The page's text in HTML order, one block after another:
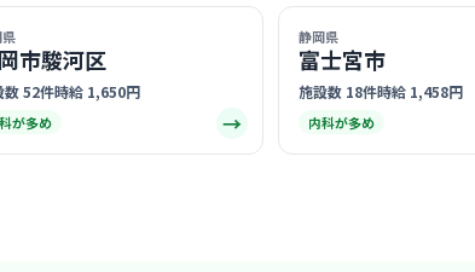
市駿河区
数 52件時給 1,650円
が多め →
静岡県
富士宮市
施設数 18件時給 1,458円
内科が多め